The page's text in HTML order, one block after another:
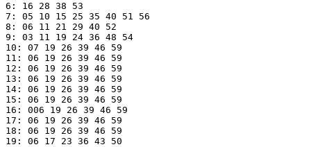
6: 16 28 38 53
7: 05 10 15 25 35 40 51 56
8: 06 11 21 29 40 52
9: 03 11 19 24 36 48 54
10: 07 19 26 39 46 59
11: 06 19 26 39 46 59
12: 06 19 26 39 46 59
13: 06 19 26 39 46 59
14: 06 19 26 39 46 59
15: 06 19 26 39 46 59
16: 006 19 26 39 46 59
17: 06 19 26 39 46 59
18: 06 19 26 39 46 59
19: 06 17 23 36 43 50